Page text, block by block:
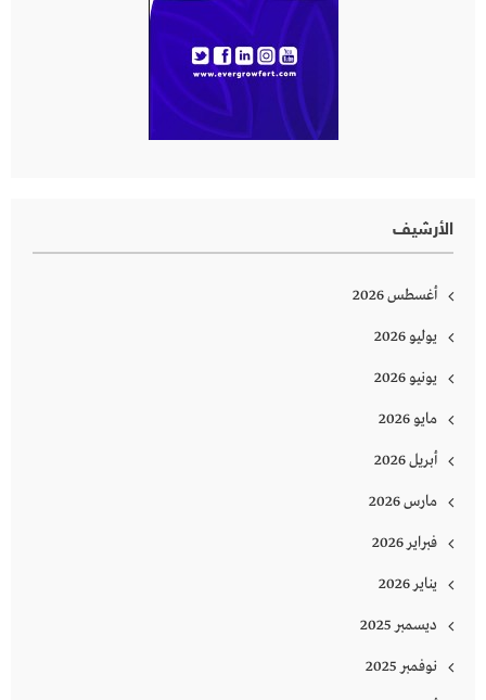
الأرشيف
أغسطس 2026
يوليو 2026
يونيو 2026
مايو 2026
أبريل 2026
مارس 2026
فبراير 2026
يناير 2026
ديسمبر 2025
نوفمبر 2025